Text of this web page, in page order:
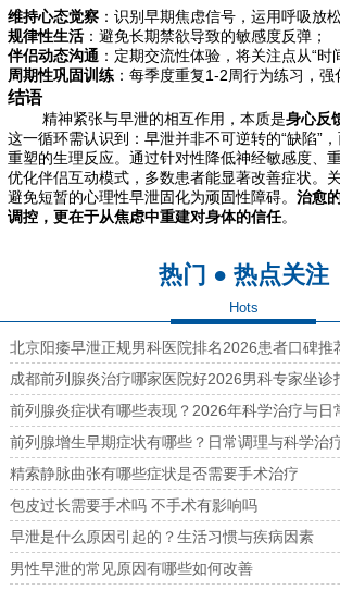
维持心态觉察 ：识别早期焦虑信号，运用呼吸放
规律性生活 ：避免长期禁欲导致的敏感度反弹；
伴侣动态沟通 ：定期交流性体验，将关注点从“时
周期性巩固训练 ：每季度重复1-2周行为练习，强
结语
精神紧张与早泄的相互作用，本质是身心反
这一循环需认识到：早泄并非不可逆转的“缺陷”
重塑的生理反应。通过针对性降低神经敏感度、
优化伴侣互动模式，多数患者能显著改善症状。
避免短暂的心理性早泄固化为顽固性障碍。治愈
调控，更在于从焦虑中重建对身体的信任。
热门 ● 热点关注
Hots
北京阳痿早泄正规男科医院排名2026患者口碑推
成都前列腺炎治疗哪家医院好2026男科专家坐诊
前列腺炎症状有哪些表现？2026年科学治疗与日
前列腺增生早期症状有哪些？日常调理与科学治
精索静脉曲张有哪些症状是否需要手术治疗
包皮过长需要手术吗 不手术有影响吗
早泄是什么原因引起的？生活习惯与疾病因素
男性早泄的常见原因有哪些如何改善